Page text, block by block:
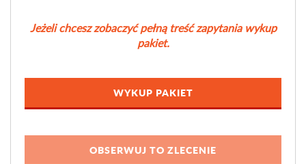
Jeżeli chcesz zobaczyć pełną treść zapytania wykup
pakiet.
WYKUP PAKIET